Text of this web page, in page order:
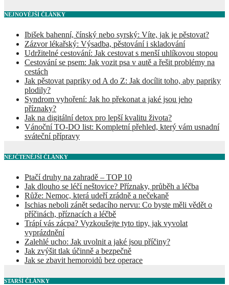
NEJNOVĚJŠÍ ČLÁNKY
Ibišek bahenní, čínský nebo syrský: Víte, jak je pěstovat?
Zázvor lékařský: Výsadba, pěstování i skladování
Udržitelné cestování: Jak cestovat s menší uhlíkovou stopou
Cestování se psem: Jak vozit psa v autě a řešit problémy na
cestách
Jak pěstovat papriky od A do Z: Jak docílit toho, aby papriky
plodily?
Syndrom vyhoření: Jak ho překonat a jaké jsou jeho
příznaky?
Jak na digitální detox pro lepší kvalitu života?
Vánoční TO-DO list: Kompletní přehled, který vám usnadní
sváteční přípravy
NEJČTENĚJŠÍ ČLÁNKY
Ptačí druhy na zahradě – TOP 10
Jak dlouho se léčí neštovice? Příznaky, průběh a léčba
Růže: Nemoc, která udeří zrádně a nečekaně
Ischias neboli zánět sedacího nervu: Co byste měli vědět o
příčinách, příznacích a léčbě
Trápí vás zácpa? Vyzkoušejte tyto tipy, jak vyvolat
vyprázdnění
Zalehlé ucho: Jak uvolnit a jaké jsou příčiny?
Jak zvýšit tlak účinně a bezpečně
Jak se zbavit hemoroidů bez operace
STARŠÍ ČLÁNKY